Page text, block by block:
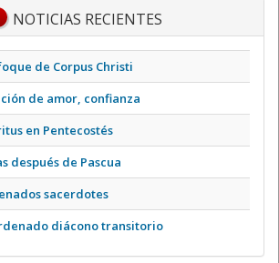
NOTICIAS RECIENTES
de Corpus Christi
de amor, confianza
en Pentecostés
después de Pascua
sacerdotes
diácono transitorio